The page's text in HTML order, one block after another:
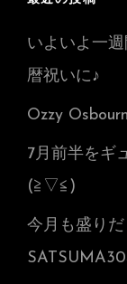
いよいよ一
暦祝いに♪
Ozzy
7月前半をギ
(≧▽≦)
今月も盛り